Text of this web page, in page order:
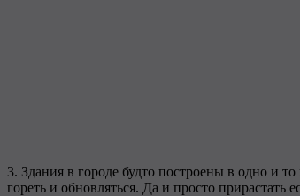
3. Здания в городе будто построены в одно и
гореть и обновляться. Да и просто прирастать